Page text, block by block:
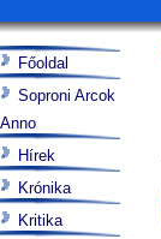
Főoldal
Soproni Arcok
Anno
Hírek
Krónika
Kritika